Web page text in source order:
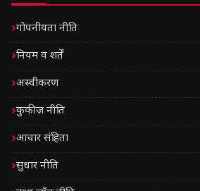
गोपनीयता नीति
नियम व शर्तें
अस्वीकरण
कुकीज़ नीति
आचार संहिता
सुधार नीति